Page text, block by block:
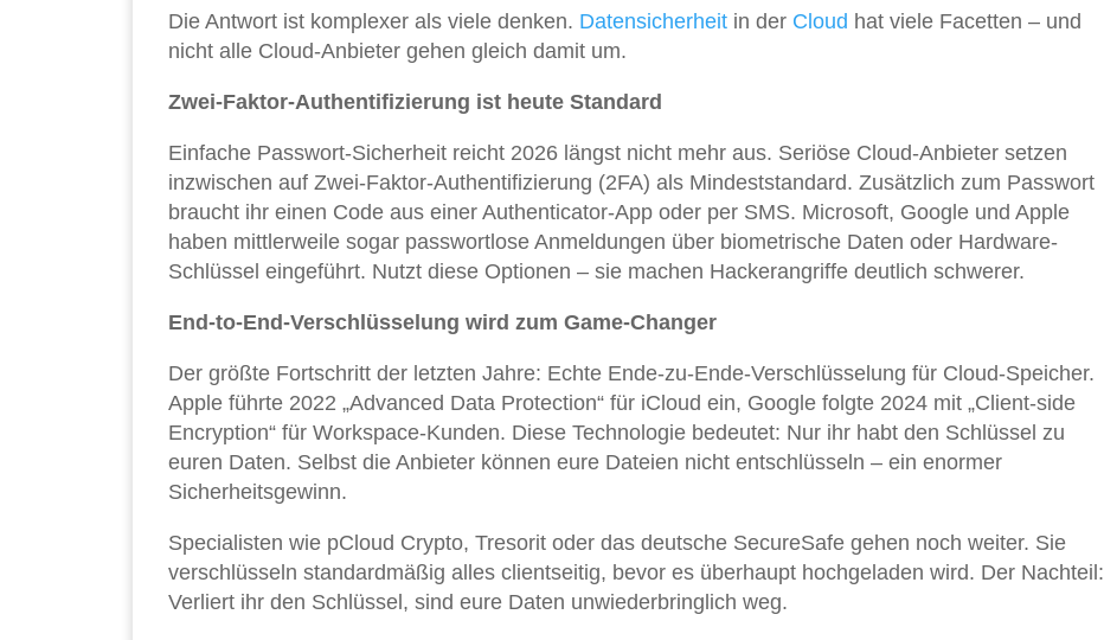
Die Antwort ist komplexer als viele denken. Datensicherheit in der Cloud hat viele Facetten – und
nicht alle Cloud-Anbieter gehen gleich damit um.
Zwei-Faktor-Authentifizierung ist heute Standard
Einfache Passwort-Sicherheit reicht 2026 längst nicht mehr aus. Seriöse Cloud-Anbieter setzen
inzwischen auf Zwei-Faktor-Authentifizierung (2FA) als Mindeststandard. Zusätzlich zum Passwort
braucht ihr einen Code aus einer Authenticator-App oder per SMS. Microsoft, Google und Apple
haben mittlerweile sogar passwortlose Anmeldungen über biometrische Daten oder Hardware-
Schlüssel eingeführt. Nutzt diese Optionen – sie machen Hackerangriffe deutlich schwerer.
End-to-End-Verschlüsselung wird zum Game-Changer
Der größte Fortschritt der letzten Jahre: Echte Ende-zu-Ende-Verschlüsselung für Cloud-Speicher.
Apple führte 2022 „Advanced Data Protection“ für iCloud ein, Google folgte 2024 mit „Client-side
Encryption“ für Workspace-Kunden. Diese Technologie bedeutet: Nur ihr habt den Schlüssel zu
euren Daten. Selbst die Anbieter können eure Dateien nicht entschlüsseln – ein enormer
Sicherheitsgewinn.
Specialisten wie pCloud Crypto, Tresorit oder das deutsche SecureSafe gehen noch weiter. Sie
verschlüsseln standardmäßig alles clientseitig, bevor es überhaupt hochgeladen wird. Der Nachteil:
Verliert ihr den Schlüssel, sind eure Daten unwiederbringlich weg.